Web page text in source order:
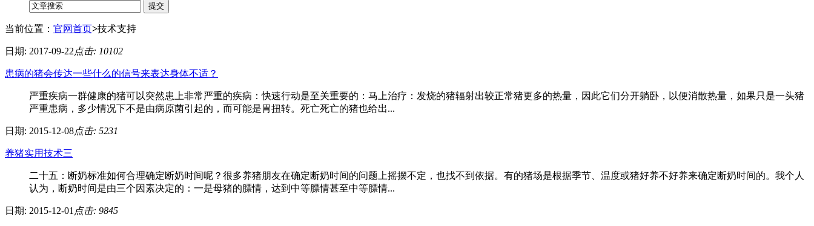
当前位置： 官网首页>技术支持
日期: 2017-09-22点击: 10102
患病的猪会传达一些什么的信号来表达身体不适？
严重疾病一群健康的猪可以突然患上非常严重的疾病：快速行动是至关重要的：马上治疗：发烧的猪辐射出较正常猪更多的热量，因此它们分开躺卧，以便消散热量，如果只是一头猪
严重患病，多少情况下不是由病原菌引起的，而可能是胃扭转。死亡死亡的猪也给出...
日期: 2015-12-08点击: 5231
养猪实用技术三
二十五：断奶标准如何合理确定断奶时间呢？很多养猪朋友在确定断奶时间的问题上摇摆不定，也找不到依据。有的猪场是根据季节、温度或猪好养不好养来确定断奶时间的。我个人
认为，断奶时间是由三个因素决定的：一是母猪的膘情，达到中等膘情甚至中等膘情...
日期: 2015-12-01点击: 9845